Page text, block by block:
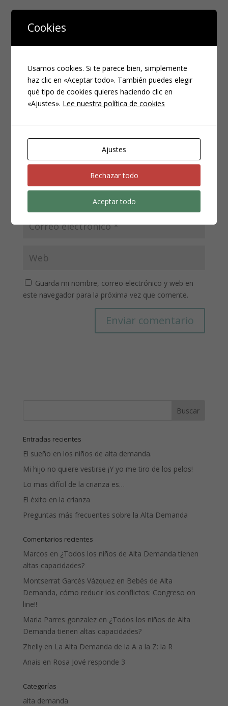
Enviar comentario
Tu dirección de correo electrónico no será publicada.
Guarda mi nombre, correo electrónico y web en
este navegador para la próxima vez que comente.
Entradas recientes
El sueño en los niños de alta demanda.
Mi hijo no quiere vestirse ¡Y yo me tiro de los pelos!
Lo mas difícil de la crianza es…
El éxito en la crianza
Preguntas más frecuentes sobre la Alta Demanda
Comentarios recientes
Marcos en ¿Todos los niños de Alta Demanda tienen
altas capacidades?
Montserrat Garcés Vázquezen Bebés de Alta
Demanda, cómo reducir los conflictos: Congreso on
line!!
Maria Parres gonzalezen ¿Todos los niños de Alta
Demanda tienen altas capacidades?
Zhellyen La Alta Demanda de la A a la Z: la R
Anais en Rosa Jové responde 3
Categorías
alta demanda
Cookies
Usamos cookies. Si te parece bien, simplemente
haz clic en «Aceptar todo». También puedes elegir
qué tipo de cookies quieres haciendo clic en
«Ajustes». Lee nuestra política de cookies
Ajustes
Rechazar todo
Aceptar todo